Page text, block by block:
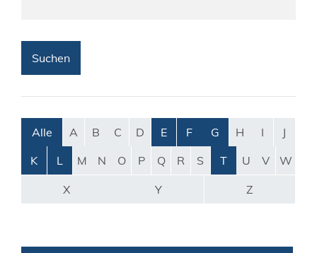
Alle A B C D E F G H I J
K L M N O P Q R S T U V W
X Y Z